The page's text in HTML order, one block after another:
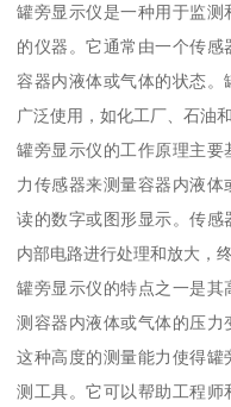
罐旁显示仪是一种用于监测
的仪器。它通常由一个传
容器内液体或气体的状态
广泛使用，如化工厂、石油
罐旁显示仪的工作原理主
力传感器来测量容器内液
读的数字或图形显示。传
内部电路进行处理和放大，
罐旁显示仪的特点之一是
测容器内液体或气体的压力
这种高度的测量能力使得
测工具。它可以帮助工程